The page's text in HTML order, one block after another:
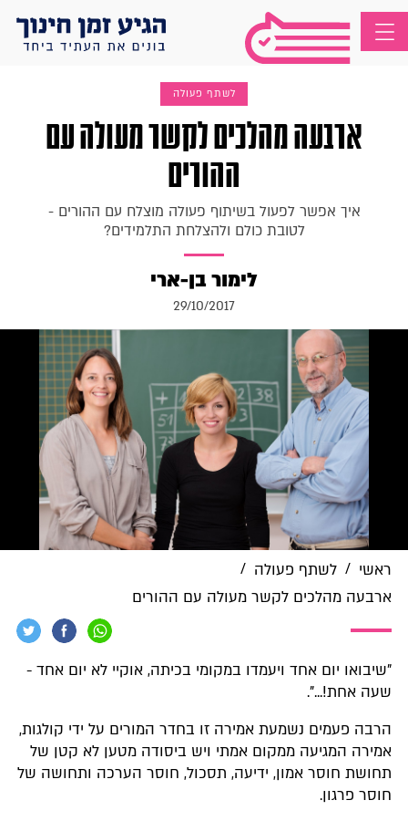
לשתף פעולה
ארבעה מהלכים לקשר מעולה עם
ההורים
איך אפשר לפעול בשיתוף פעולה מוצלח עם ההורים -
לטובת כולם ולהצלחת התלמידים?
לימור בן-ארי
29/10/2017
ראשי / לשתף פעולה /
ארבעה מהלכים לקשר מעולה עם ההורים
"שיבואו יום אחד ויעמדו במקומי בכיתה, אוקיי לא יום אחד -
שעה אחת!...".
הרבה פעמים נשמעת אמירה זו בחדר המורים על ידי קולגות,
אמירה המגיעה ממקום אמתי ויש ביסודה מטען לא קטן של
תחושת חוסר אמון, ידיעה, תסכול, חוסר הערכה ותחושה של
חוסר פרגון.